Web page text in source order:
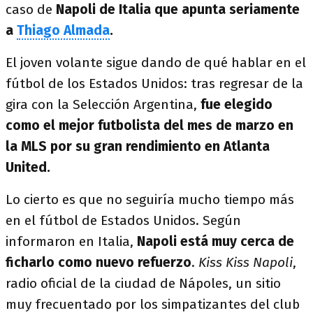
caso de Napoli de Italia que apunta seriamente
a Thiago Almada.
El joven volante sigue dando de qué hablar en el
fútbol de los Estados Unidos: tras regresar de la
gira con la Selección Argentina, fue elegido
como el mejor futbolista del mes de marzo en
la MLS por su gran rendimiento en Atlanta
United.
Lo cierto es que no seguiría mucho tiempo más
en el fútbol de Estados Unidos. Según
informaron en Italia, Napoli está muy cerca de
ficharlo como nuevo refuerzo. Kiss Kiss Napoli,
radio oficial de la ciudad de Nápoles, un sitio
muy frecuentado por los simpatizantes del club